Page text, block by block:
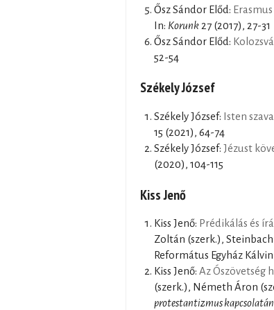
Ősz Sándor Előd:
In: Korunk 27 (2017), 27-31
Ősz Sándor Előd:
52-54
Székely József
Székely József: Isten
15 (2021), 64-74
Székely József: Jézust
(2020), 104-115
Kiss Jenő
Kiss Jenő: Prédikálás és
Zoltán (szerk.), Steinbach
Református Egyház
Kiss Jenő: Az Ószövetség
(szerk.), Németh Áron
protestantizmus